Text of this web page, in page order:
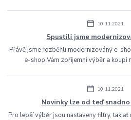
10.11.2021
Spustili jsme
Přávě jsme rozběhli modernizováný e-
e-shop Vám zpřijemní výběr a koupi
10.11.2021
Novinky lze od teď
Pro lepší výběr jsou nastaveny filtry, tak